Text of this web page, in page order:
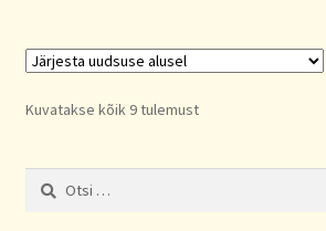
Kuvatakse kõik 9 tulemustSorted
Otsi: